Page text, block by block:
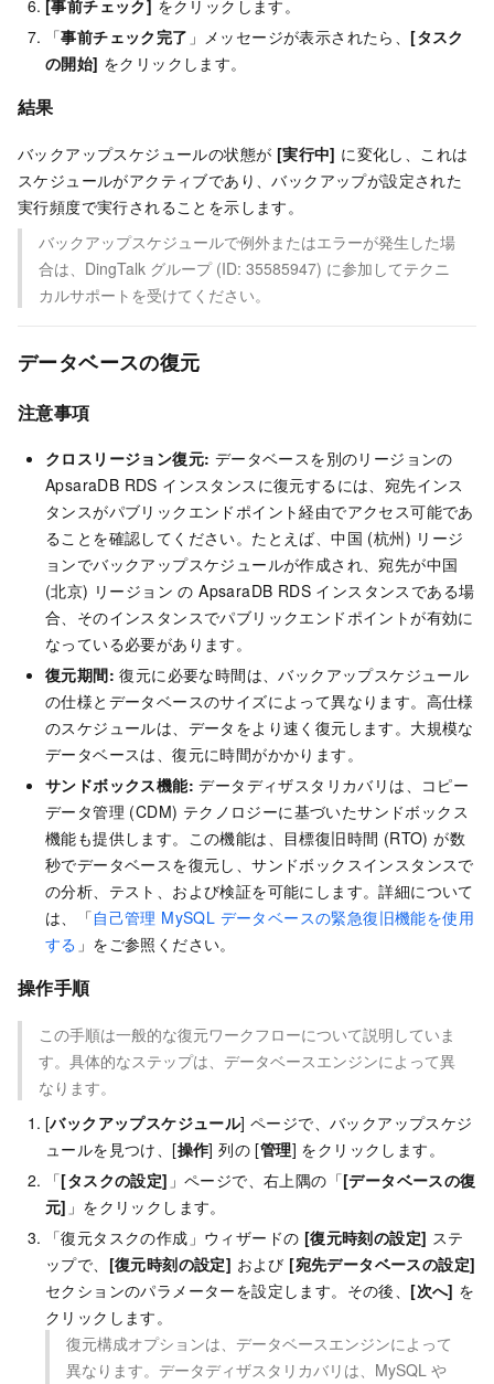
[事前チェック] をクリックします。
「事前チェック完了 」メッセージが表示されたら、 [タスク
の開始] をクリックします。
結果
バックアップスケジュールの状態が [実行中] に変化し、これは
スケジュールがアクティブであり、バックアップが設定された
実行頻度で実行されることを示します。
バックアップスケジュールで例外またはエラーが発生した場
合は、DingTalk グループ (ID: 35585947) に参加してテクニ
カルサポートを受けてください。
データベースの復元
注意事項
クロスリージョン復元: データベースを別のリージョンの
ApsaraDB RDS インスタンスに復元するには、宛先インス
タンスがパブリックエンドポイント経由でアクセス可能であ
ることを確認してください。たとえば、中国 (杭州) リージ
ョンでバックアップスケジュールが作成され、宛先が中国
(北京) リージョン の ApsaraDB RDS インスタンスである場
合、そのインスタンスでパブリックエンドポイントが有効に
なっている必要があります。
復元期間: 復元に必要な時間は、バックアップスケジュール
の仕様とデータベースのサイズによって異なります。高仕様
のスケジュールは、データをより速く復元します。大規模な
データベースは、復元に時間がかかります。
サンドボックス機能: データディザスタリカバリは、コピー
データ管理 (CDM) テクノロジーに基づいたサンドボックス
機能も提供します。この機能は、目標復旧時間 (RTO) が数
秒でデータベースを復元し、サンドボックスインスタンスで
の分析、テスト、および検証を可能にします。詳細について
は、「自己管理 MySQL データベースの緊急復旧機能を使用
する 」をご参照ください。
操作手順
この手順は一般的な復元ワークフローについて説明していま
す。具体的なステップは、データベースエンジンによって異
なります。
[バックアップスケジュール] ページで、バックアップスケジ
ュールを見つけ、[操作] 列の [管理] をクリックします。
「[タスクの設定] 」ページで、右上隅の「[データベースの復
元] 」をクリックします。
「復元タスクの作成」ウィザードの [復元時刻の設定] ステ
ップで、 [復元時刻の設定] および [宛先データベースの設定]
セクションのパラメーターを設定します。その後、 [次へ] を
クリックします。
復元構成オプションは、データベースエンジンによって
異なります。データディザスタリカバリは、MySQL や